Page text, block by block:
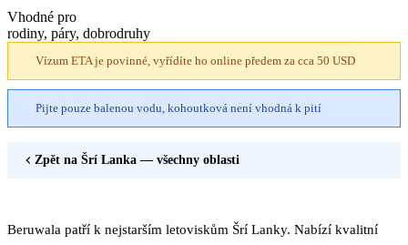
Vhodné pro
rodiny, páry, dobrodruhy
Vízum ETA je povinné, vyřídíte ho online předem za cca 50 USD
Pijte pouze balenou vodu, kohoutková není vhodná k pití
Zpět na Šrí Lanka — všechny oblasti
Beruwala patří k nejstarším letoviskům Šrí Lanky. Nabízí kvalitní